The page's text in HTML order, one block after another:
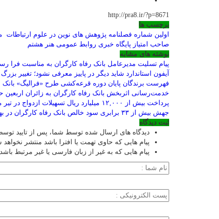
http://pra8.ir/?p=8671
برچسب ها
اولین شماره فصلنامه پژوهش های نوین در علوم
صاحب امتیاز پایگاه خبری روابط عمومی هنر هشتم
نوشته های مشابه
پیام تسلیت مدیرعامل بانک رفاه کارگران به مناسبت فرا
آیفون استاندارد شاید دیگر در پاییز معرفی نشود؛ تغییر
فهرست برندگان پایان دوره قرعه‌کشی طرح «فرالیگ» بانک
خدمت‌رسانی اثربخش بانک رفاه کارگران به زائران اربعین
پرداخت بیش از ۱۲,۰۰۰ میلیارد ریال تسهیلات ازدواج در تیر ماه سال جاری توسط بانک رفاه کارگران
جهش بیش از ۳۳ برابری سود خالص بانک رفاه کارگران در بهار ۱۴۰۵
ثبت دیدگاه
دیدگاه های ارسال شده توسط شما، پس از تایید
پیام هایی که حاوی تهمت یا افترا باشد منتشر
پیام هایی که به غیر از زبان فارسی یا غیر مرتبط